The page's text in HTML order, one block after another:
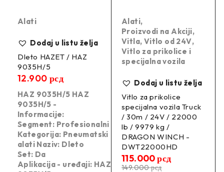
Alati
Dodaj u listu želja
Dleto HAZET / HAZ
9035H/5
12.900 рсд
HAZ 9035H/5 HAZ
9035H/5 -
Informacije:
Segment: Profesionalni
Kategorija: Pneumatski
alati Naziv: Dleto
Set: Da
Aplikacija - uređaji: HAZ
Alati,
Proizvodi na Akciji,
Vitla, Vitlo od 24V,
Vitlo za prikolice i
specijalna vozila
Dodaj u listu želja
Vitlo za prikolice
specijalna vozila Truck
/ 30m / 24V / 22000
lb / 9979 kg /
DRAGON WINCH -
DWT22000HD
149.000рсд
115.000рсд